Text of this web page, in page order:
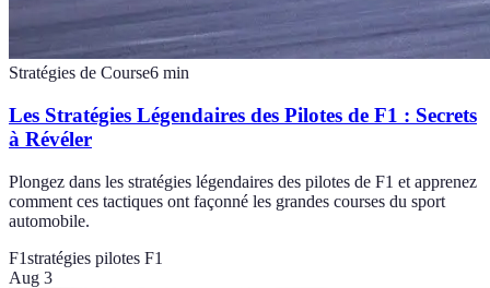
Stratégies de Course6 min
Les Stratégies Légendaires des Pilotes de F1 : Secrets
à Révéler
Plongez dans les stratégies légendaires des pilotes de F1 et apprenez
comment ces tactiques ont façonné les grandes courses du sport
automobile.
F1stratégies pilotes F1
Aug 3